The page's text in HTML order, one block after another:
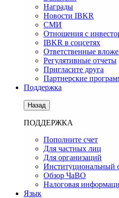
Награды
Новости IBKR
СМИ
Отношения с
IBKR в соцсетях
Ответственные
Регулятивные отчеты
Пригласите друга
Партнерские
Поддержка
Назад
ПОДДЕРЖКА
Пополните счет
Для частных лиц
Для организаций
Институциональный
Обзор ЧаВО
Налоговая
Язык